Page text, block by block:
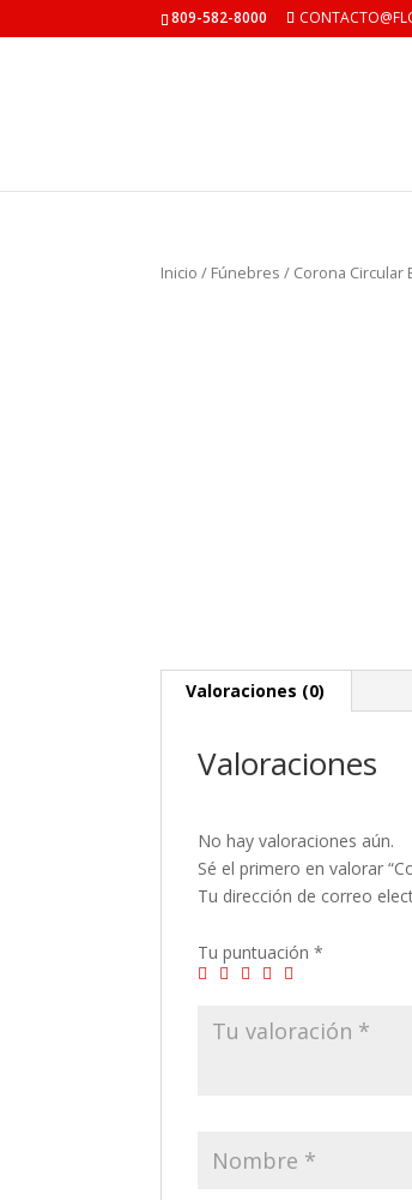
809-582-8000
Inicio / Fúnebres / Corona Circular
Valoraciones (0)
Valoraciones
No hay valoraciones aún.
Sé el primero en valorar
Tu dirección de correo
Tu puntuación*